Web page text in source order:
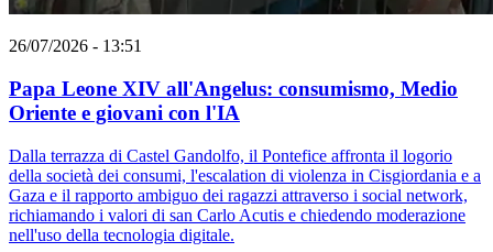
26/07/2026 - 13:51
Papa Leone XIV all'Angelus: consumismo, Medio
Oriente e giovani con l'IA
Dalla terrazza di Castel Gandolfo, il Pontefice affronta il logorio
della società dei consumi, l'escalation di violenza in Cisgiordania e a
Gaza e il rapporto ambiguo dei ragazzi attraverso i social network,
richiamando i valori di san Carlo Acutis e chiedendo moderazione
nell'uso della tecnologia digitale.